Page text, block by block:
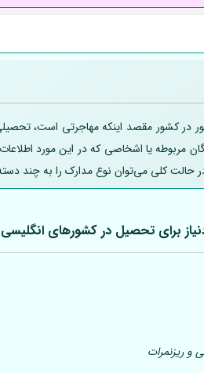
در کشور مقصد اینکه مهاجرتی است،
مربوطه یا اشخاصی که در این مورد
حالت کلی می‌توان نوع مدارک را به چند
برای تحصیل در کشورهای انگلیسی
و ریزنمرات